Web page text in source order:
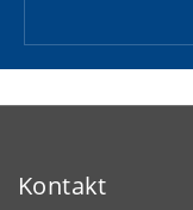
Kontakt